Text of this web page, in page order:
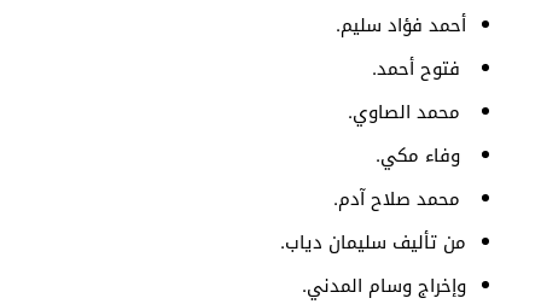
أحمد فؤاد سليم.
فتوح أحمد.
محمد الصاوي.
وفاء مكي.
محمد صلاح آدم.
من تأليف سليمان دياب.
وإخراج وسام المدني.